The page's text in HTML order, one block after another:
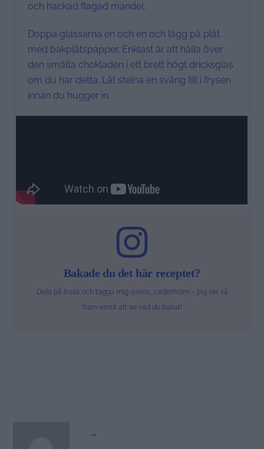
och hackad flagad mandel.
Doppa glassarna en och en och lägg på plåt
med bakplåtspapper. Enklast är att hälla över
den smälta chokladen i ett brett högt dricksglas
om du har detta. Låt stelna en sväng till i frysen
innan du hugger in.
Bakade du det här receptet?
Dela på Insta och tagga mig @nina_cederholm – jag ser så
fram emot att se vad du bakat!
→